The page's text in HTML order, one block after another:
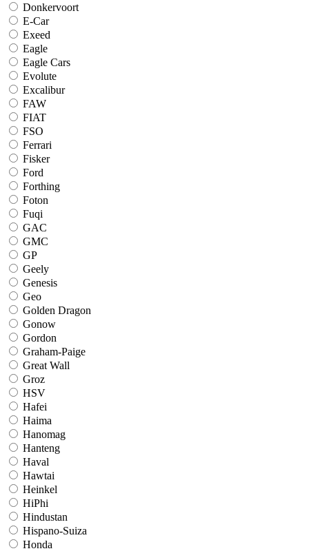
Donkervoort
E-Car
Exeed
Eagle
Eagle Cars
Evolute
Excalibur
FAW
FIAT
FSO
Ferrari
Fisker
Ford
Forthing
Foton
Fuqi
GAC
GMC
GP
Geely
Genesis
Geo
Golden Dragon
Gonow
Gordon
Graham-Paige
Great Wall
Groz
HSV
Hafei
Haima
Hanomag
Hanteng
Haval
Hawtai
Heinkel
HiPhi
Hindustan
Hispano-Suiza
Honda